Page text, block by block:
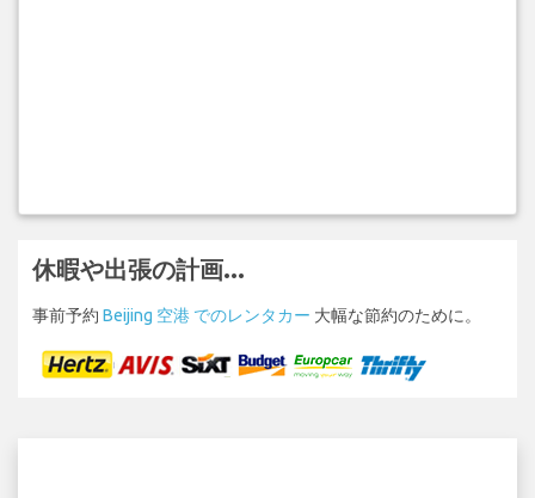
休暇や出張の計画...
事前予約 Beijing 空港 でのレンタカー 大幅な節約のために。